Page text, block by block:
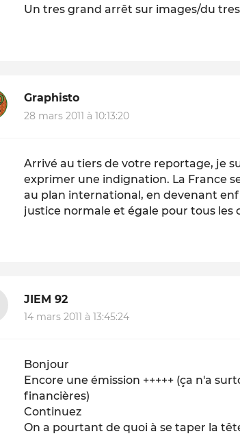
Un tres grand arrêt sur images/du
Graphisto
28 mars 2011 à 10:13:20
Arrivé au tiers de votre reportage, je
exprimer une indignation. La France
au plan international, en devenant
justice normale et égale pour tous les
JIEM 92
14 mars 2011 à 13:45:24
Bonjour
Encore une émission +++++ (ça n'a
financières)
Continuez
On a pourtant de quoi à se taper la